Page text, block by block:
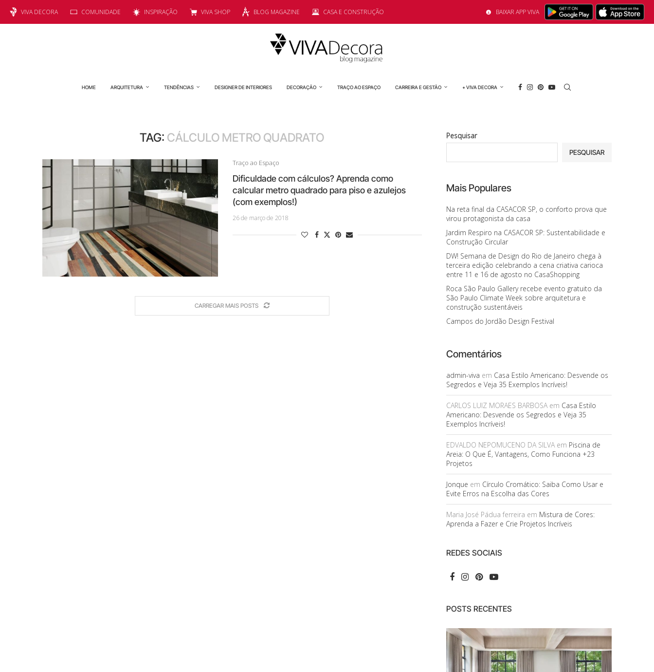
VIVA DECORA COMUNIDADE INSPIRAÇÃO VIVA SHOP BLOG MAGAZINE CASA E CONSTRUÇÃO BAIXAR APP VIVA
HOME ARQUITETURA TENDÊNCIAS DESIGNER DE INTERIORES DECORAÇÃO TRAÇO AO ESPAÇO CARREIRA E GESTÃO + VIVA DECORA
TAG: CÁLCULO METRO QUADRATO
Traço ao Espaço
Dificuldade com cálculos? Aprenda como
calcular metro quadrado para piso e azulejos
(com exemplos!)
26 de março de 2018
CARREGAR MAIS POSTS
Pesquisar
PESQUISAR
Mais Populares
Na reta final da CASACOR SP, o conforto prova que
virou protagonista da casa
Jardim Respiro na CASACOR SP: Sustentabilidade e
Construção Circular
DW! Semana de Design do Rio de Janeiro chega à
terceira edição celebrando a cena criativa carioca
entre 11 e 16 de agosto no CasaShopping
Roca São Paulo Gallery recebe evento gratuito da
São Paulo Climate Week sobre arquitetura e
construção sustentáveis
Campos do Jordão Design Festival
Comentários
admin-viva em Casa Estilo Americano: Desvende os
Segredos e Veja 35 Exemplos Incríveis!
CARLOS LUIZ MORAES BARBOSAem Casa Estilo
Americano: Desvende os Segredos e Veja 35
Exemplos Incríveis!
EDVALDO NEPOMUCENO DA SILVAem Piscina de
Areia: O Que É, Vantagens, Como Funciona +23
Projetos
Jonque em Círculo Cromático: Saiba Como Usar e
Evite Erros na Escolha das Cores
Maria José Pádua ferreira em Mistura de Cores:
Aprenda a Fazer e Crie Projetos Incríveis
REDES SOCIAIS
POSTS RECENTES